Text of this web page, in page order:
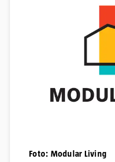
Foto: Modular Living